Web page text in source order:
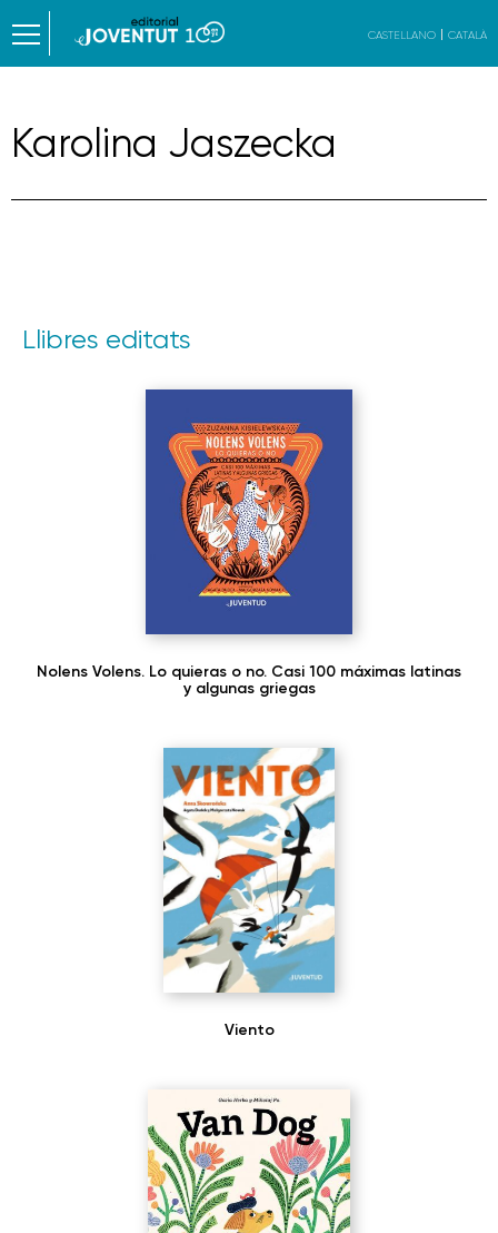
CASTELLANO CATALÀ
Karolina Jaszecka
Llibres editats
Nolens Volens. Lo quieras o no. Casi 100 máximas latinas
y algunas griegas
Viento